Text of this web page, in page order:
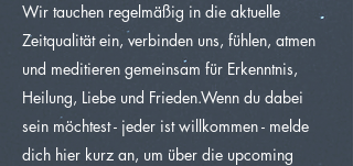
Wir tauchen regelmäßig in die aktuelle
Zeitqualität ein, verbinden uns, fühlen, atmen
und meditieren gemeinsam für Erkenntnis,
Heilung, Liebe und Frieden.​Wenn du dabei
sein möchtest - jeder ist willkommen - melde
dich hier kurz an, um über die upcoming